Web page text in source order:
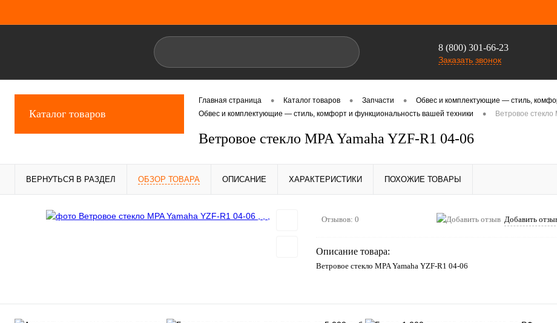
8 (800) 301-66-23
Заказать звонок
Каталог товаров
Главная страница • Каталог товаров • Запчасти • Обвес и комплектующие — стиль,
Обвес и комплектующие — стиль, комфорт и функциональность вашей техники • Ветровое стекло
Ветровое стекло MPA Yamaha YZF-R1 04-06
ВЕРНУТЬСЯ В РАЗДЕЛ ОБЗОР ТОВАРА ОПИСАНИЕ ХАРАКТЕРИСТИКИ ПОХОЖИЕ ТОВАРЫ
Отзывов: 0 Добавить
Описание товара:
Ветровое стекло MPA Yamaha YZF-R1 04-06